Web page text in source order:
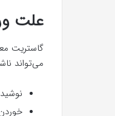
علت
گاستریت
می‌تواند